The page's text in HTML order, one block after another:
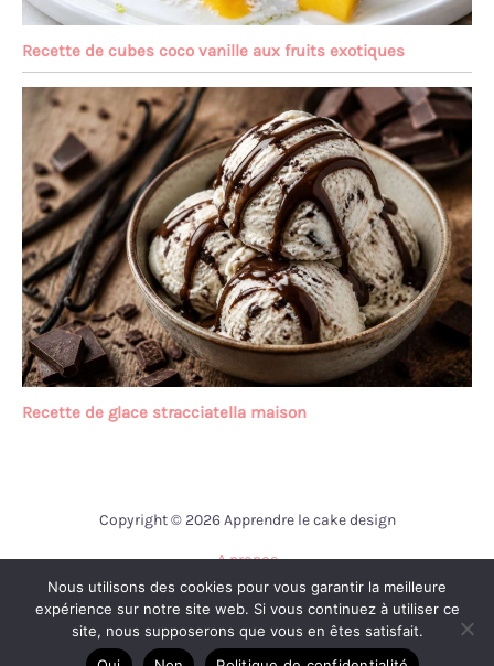
Recette de cubes coco vanille aux fruits exotiques
Recette de glace stracciatella maison
Copyright © 2026 Apprendre le cake design
A propos
Contact
Mentions légales
Politique de confidentialité
Nous utilisons des cookies pour vous garantir la meilleure
expérience sur notre site web. Si vous continuez à utiliser ce
site, nous supposerons que vous en êtes satisfait.